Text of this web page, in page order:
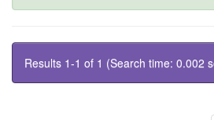
Results 1-1 of 1 (Search time: 0.002